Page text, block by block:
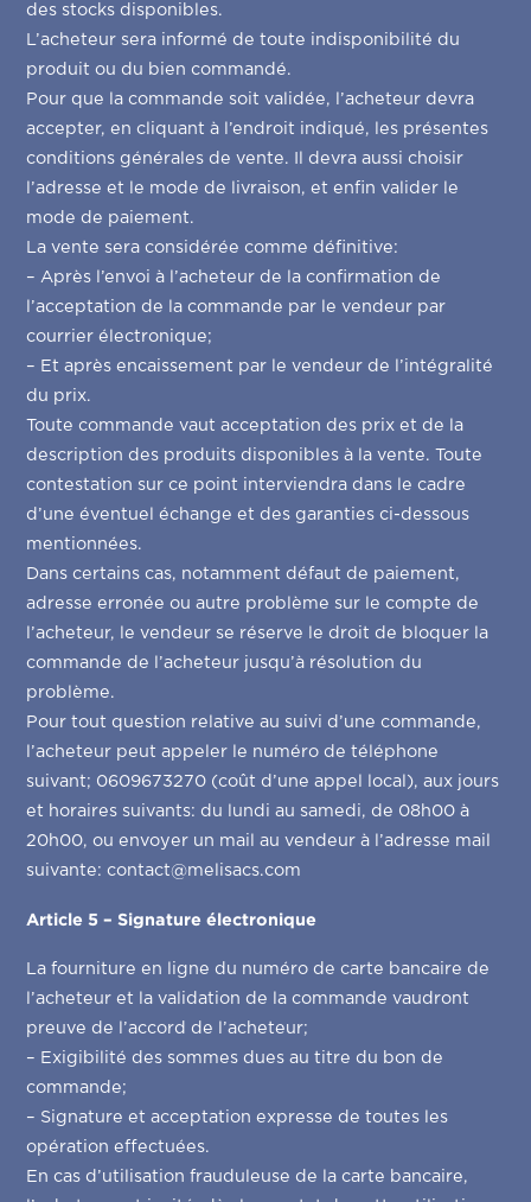
des stocks disponibles.
L’acheteur sera informé de toute indisponibilité du
produit ou du bien commandé.
Pour que la commande soit validée, l’acheteur devra
accepter, en cliquant à l’endroit indiqué, les présentes
conditions générales de vente. Il devra aussi choisir
l’adresse et le mode de livraison, et enfin valider le
mode de paiement.
La vente sera considérée comme définitive:
– Après l’envoi à l’acheteur de la confirmation de
l’acceptation de la commande par le vendeur par
courrier électronique;
– Et après encaissement par le vendeur de l’intégralité
du prix.
Toute commande vaut acceptation des prix et de la
description des produits disponibles à la vente. Toute
contestation sur ce point interviendra dans le cadre
d’une éventuel échange et des garanties ci-dessous
mentionnées.
Dans certains cas, notamment défaut de paiement,
adresse erronée ou autre problème sur le compte de
l’acheteur, le vendeur se réserve le droit de bloquer la
commande de l’acheteur jusqu’à résolution du
problème.
Pour tout question relative au suivi d’une commande,
l’acheteur peut appeler le numéro de téléphone
suivant; 0609673270 (coût d’une appel local), aux jours
et horaires suivants: du lundi au samedi, de 08h00 à
20h00, ou envoyer un mail au vendeur à l’adresse mail
suivante: contact@melisacs.com
Article 5 – Signature électronique
La fourniture en ligne du numéro de carte bancaire de
l’acheteur et la validation de la commande vaudront
preuve de l’accord de l’acheteur;
– Exigibilité des sommes dues au titre du bon de
commande;
– Signature et acceptation expresse de toutes les
opération effectuées.
En cas d’utilisation frauduleuse de la carte bancaire,